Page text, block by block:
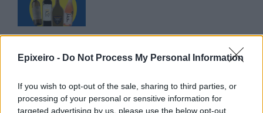
Epixeiro - Do Not Process My Personal Information
If you wish to opt-out of the sale, sharing to third parties, or
processing of your personal or sensitive information for
targeted advertising by us, please use the below opt-out
και ισχυρό ανεκτέλεστο
συμβάσεων το πρώτο εξάμηνο
07/08/26 12:09